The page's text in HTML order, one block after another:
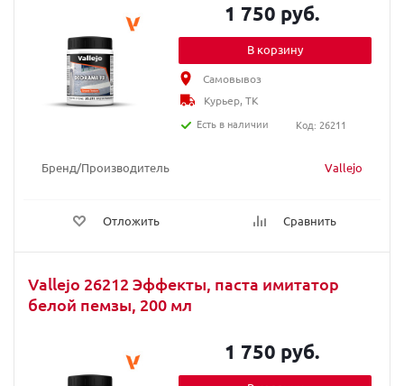
Бренд/Производитель Vallejo
Отложить Сравнить
1 750 руб.
В корзину
Самовывоз
Курьер, ТК
Есть в наличии
Код: 26211
Vallejo 26212 Эффекты, паста имитатор
белой пемзы, 200 мл
1 750 руб.